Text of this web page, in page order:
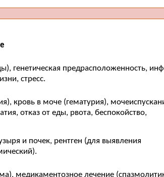
генетическая предрасположенность,
стресс.
кровь в моче (гематурия),
отказ от еды, рвота, беспокойство,
и почек, рентген (для выявления
медикаментозное лечение